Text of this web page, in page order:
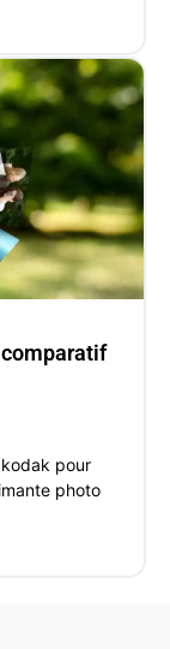
pour
photo